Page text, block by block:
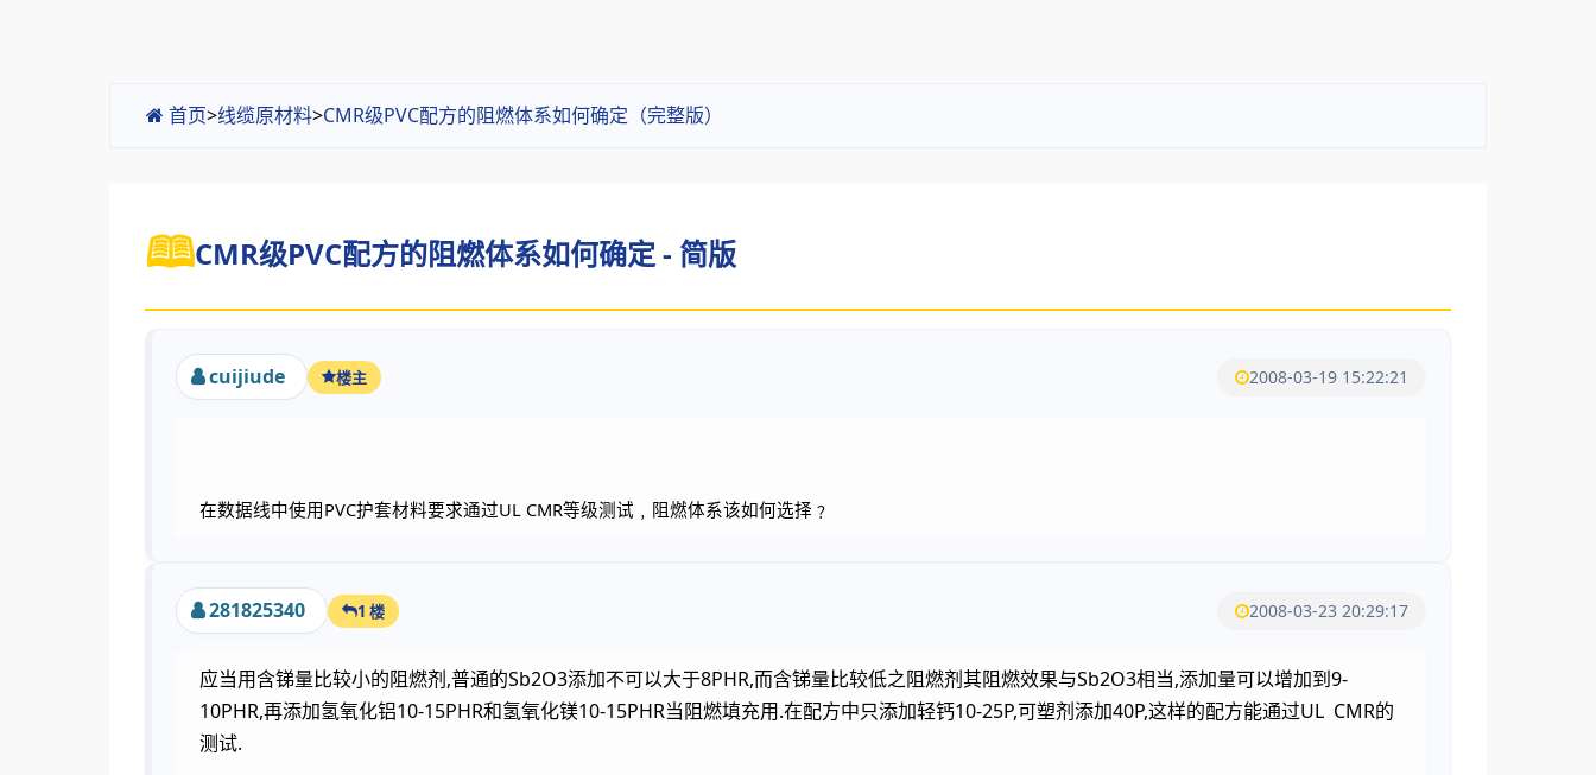
首页>线缆原材料>CMR级PVC配方的阻燃体系如何确定（完整版）
CMR级PVC配方的阻燃体系如何确定 - 简版
cuijiude 楼主 2008-03-19 15:22:21
在数据线中使用 PVC护套材料要求通过UL CMR等级测试﹐阻燃体系该如何选择﹖
281825340 1 楼 2008-03-23 20:29:17
应当用含锑量比较小的阻燃剂,普通的Sb2O3添加不可以大于8PHR,而含锑量比较低之阻燃剂其阻燃效果与Sb2O3相当,添加量可以增加到9-
10PHR,再添加氢氧化铝10-15PHR和氢氧化镁10-15PHR当阻燃填充用.在配方中只添加轻钙10-25P,可塑剂添加40P,这样的配方能通过UL CMR的
测试.